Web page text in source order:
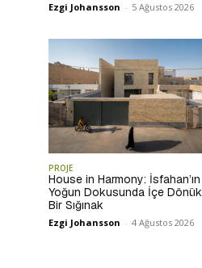
Ezgi Johansson - 5 Ağustos 2026
PROJE
House in Harmony: İsfahan’ın
Yoğun Dokusunda İçe Dönük
Bir Sığınak
Ezgi Johansson - 4 Ağustos 2026